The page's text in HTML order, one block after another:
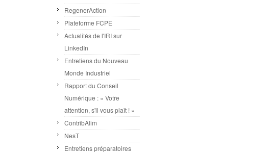
RegenerAction
Plateforme FCPE
Actualités de l'IRI sur
LinkedIn
Entretiens du Nouveau
Monde Industriel
Rapport du Conseil
Numérique : « Votre
attention, s'il vous plaît ! »
ContribAlim
NesT
Entretiens préparatoires